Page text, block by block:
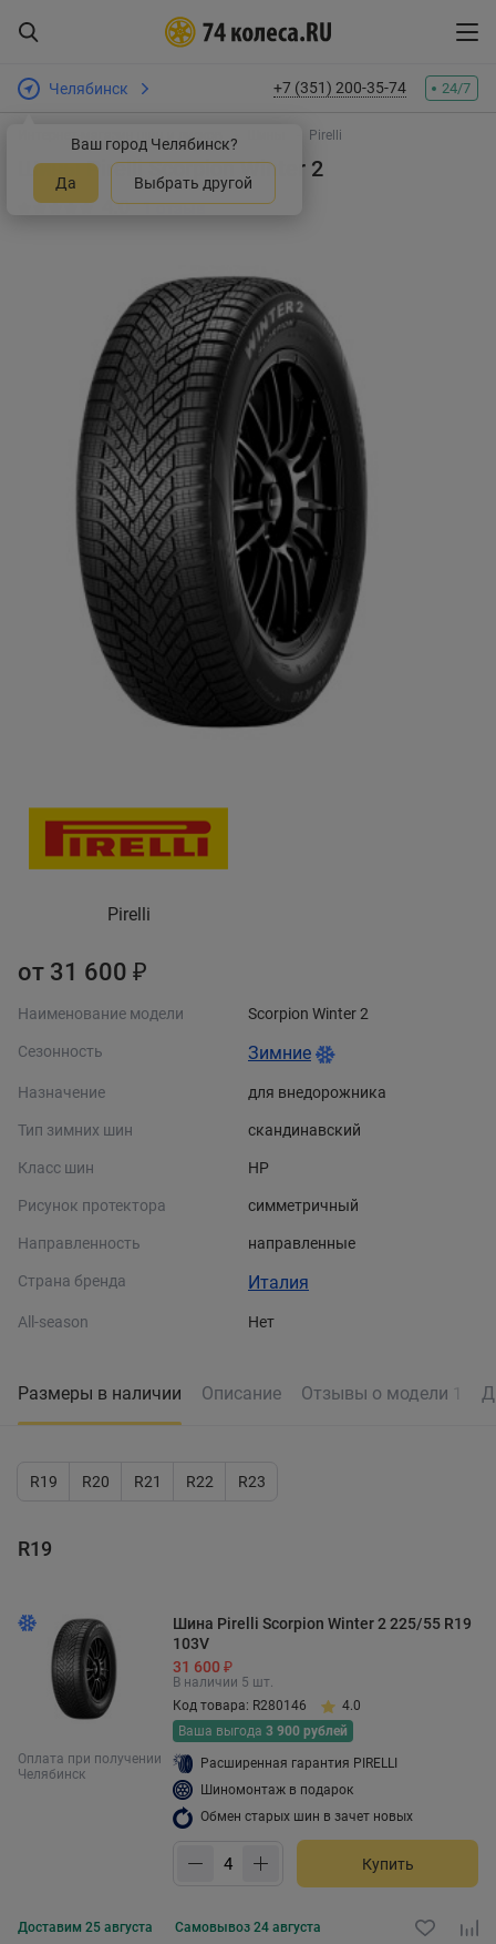
Челябинск
Ваш город Челябинск?
Да Выбрать другой
+7 (351) 200-35-74 24/7
Интернет-магазин шин и дисков Pirelli
Шины Pirelli Scorpion Winter 2
4.0 1 отзыв
Pirelli
от 31 600 ₽
Наименование модели Scorpion Winter 2
Сезонность Зимние
Назначение для внедорожника
Тип зимних шин скандинавский
Класс шин HP
Рисунок протектора симметричный
Направленность направленные
Страна бренда Италия
All-season Нет
Размеры в наличии Описание Отзывы о модели 1
R19 R20 R21 R22 R23
R19
Оплата при получении
Челябинск
Шина Pirelli Scorpion Winter 2 225/55 R19
103V
31 600 ₽
В наличии 5 шт.
Код товара: R280146
4.0
Ваша выгода 3 900 рублей
Расширенная гарантия PIRELLI
Шиномонтаж в подарок
Обмен старых шин в зачет новых
Купить
Доставим 25 августа Самовывоз 24 августа